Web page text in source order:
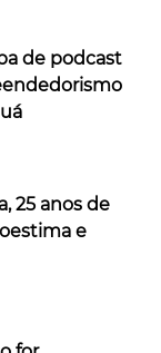
de podcast
25 anos de
e